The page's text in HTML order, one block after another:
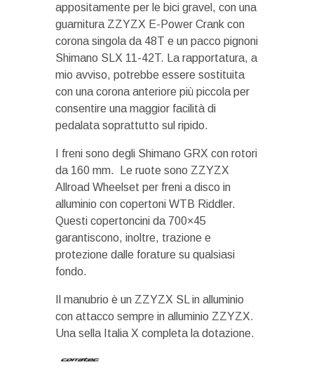
appositamente per le bici gravel, con una
guarnitura ZZYZX E-Power Crank con
corona singola da 48T e un pacco pignoni
Shimano SLX 11-42T. La rapportatura, a
mio avviso, potrebbe essere sostituita
con una corona anteriore più piccola per
consentire una maggior facilità di
pedalata soprattutto sul ripido.
I freni sono degli Shimano GRX con rotori
da 160 mm. Le ruote sono ZZYZX
Allroad Wheelset per freni a disco in
alluminio con copertoni WTB Riddler.
Questi copertoncini da 700×45
garantiscono, inoltre, trazione e
protezione dalle forature su qualsiasi
fondo.
Il manubrio è un ZZYZX SL in alluminio
con attacco sempre in alluminio ZZYZX.
Una sella Italia X completa la dotazione.